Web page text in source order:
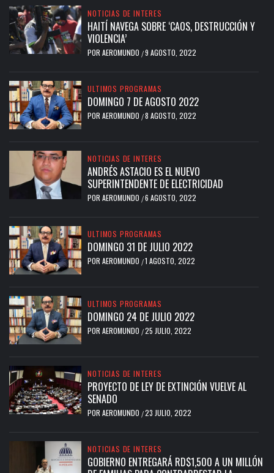
NOTICIAS DE INTERES
HAITÍ NAVEGA SOBRE ‘CAOS, DESTRUCCIÓN Y
VIOLENCIA’
POR AEROMUNDO /9 AGOSTO, 2022
ULTIMOS PROGRAMAS
DOMINGO 7 DE AGOSTO 2022
POR AEROMUNDO /8 AGOSTO, 2022
NOTICIAS DE INTERES
ANDRÉS ASTACIO ES EL NUEVO
SUPERINTENDENTE DE ELECTRICIDAD
POR AEROMUNDO /6 AGOSTO, 2022
ULTIMOS PROGRAMAS
DOMINGO 31 DE JULIO 2022
POR AEROMUNDO /1 AGOSTO, 2022
ULTIMOS PROGRAMAS
DOMINGO 24 DE JULIO 2022
POR AEROMUNDO /25 JULIO, 2022
NOTICIAS DE INTERES
PROYECTO DE LEY DE EXTINCIÓN VUELVE AL
SENADO
POR AEROMUNDO /23 JULIO, 2022
NOTICIAS DE INTERES
GOBIERNO ENTREGARÁ RD$1,500 A UN MILLÓN